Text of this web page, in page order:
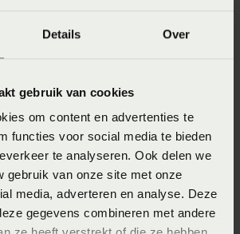
Details Over
gebruik van cookies
om content en advertenties te
functies voor social media te bieden
te analyseren. Ook delen we
gebruik van onze site met onze
media, adverteren en analyse. Deze
gegevens combineren met andere
van dekbed
slaapt. Dit wordt meestal niet
Je kan vrij gemakkelijk van
komen door onder het juiste